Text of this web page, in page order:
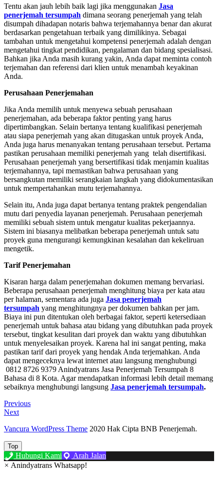
Tentu akan jauh lebih baik lagi jika menggunakan Jasa
penerjemah tersumpah dimana seorang penerjemah yang telah
disumpah dihadapan notaris bahwa terjemahannya benar dan akurat
berdasarkan pengetahuan terbaik yang dimilikinya. Sebagai
tambahan untuk mengetahui kompetensi penerjemah adalah dengan
mengetahui tingkat pendidikan, pengalaman dan bidang spesialisasi.
Bahkan jika Anda masih kurang yakin, Anda dapat meminta contoh
terjemahan dan referensi dari klien untuk menambah keyakinan
Anda.
Perusahaan Penerjemahan
Jika Anda memilih untuk menyewa sebuah perusahaan
penerjemahan, ada beberapa faktor penting yang harus
dipertimbangkan. Selain bertanya tentang kualifikasi penerjemah
atau siapa penerjemah yang akan ditugaskan untuk proyek Anda,
Anda juga harus menanyakan tentang perusahaan tersebut. Pertama
pastikan perusahaan memiliki penerjemah yang telah disertifikasi.
Perusahaan penerjemah yang bersertifikasi tidak menjamin kualitas
terjemahannya, tapi memastikan bahwa perusahaan yang
bersangkutan memiliki serangkaian langkah yang didokumentasikan
untuk mempertahankan mutu terjemahannya.
Selain itu, Anda juga dapat bertanya tentang praktek pengendalian
mutu dari penyedia layanan penerjemah. Perusahaan penerjemah
memiliki sebuah sistem untuk mengatur kualitas pekerjaannya.
Sistem ini biasanya melibatkan beberapa penerjemah untuk satu
proyek guna mengurangi kemungkinan kesalahan dan kekeliruan
mengetik.
Tarif Penerjemahan
Kisaran harga dalam penerjemahan dokumen memang bervariasi.
Beberapa perusahaan penerjemah menghitung biaya per kata atau
per halaman, sementara ada juga Jasa penerjemah
tersumpah yang menghitungnya per dokumen bahkan per jam.
Biaya ini pun ditentukan oleh berbagai faktor, seperti ketersediaan
penerjemah untuk bahasa atau bidang yang dibutuhkan pada proyek
tersebut, tingkat kesulitan dari proyek dan waktu yang dibutuhkan
untuk menyelesaikan proyek. Karena hal ini sangat penting, maka
pastikan tarif dari proyek yang hendak Anda terjemahkan. Anda
dapat mengeceknya lewat internet atau langsung menghubungi
0812 8726 9379 Anindyatrans Jasa Penerjemah Tersumpah 8
Bahasa di 8 Kota. Agar mendapatkan informasi lebih detail memang
sebaiknya menghubungi langsung Jasa penerjemah tersumpah.
Post
navigation
Previous
Post
Previous
Next
Next
Vancura WordPress Theme 2020 Hak Cipta BNB Penerjemah.
Top
Hubungi Kami
Arah Jalan
× Anindyatrans Whatsapp!